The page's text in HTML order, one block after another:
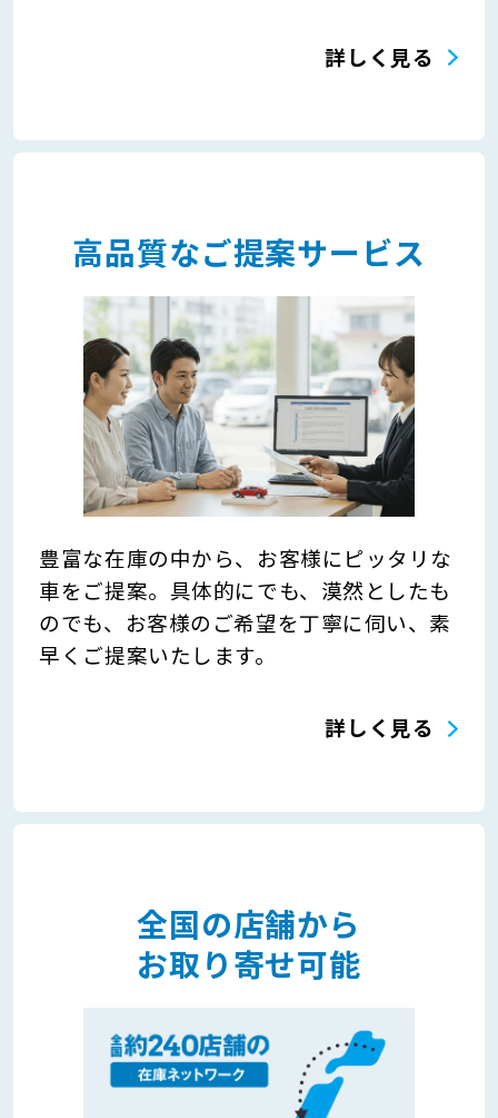
詳しく見る
高品質なご提案サービス
豊富な在庫の中から、お客様にピッタリな
車をご提案。具体的にでも、漠然としたも
のでも、お客様のご希望を丁寧に伺い、素
早くご提案いたします。
詳しく見る
全国の店舗から
お取り寄せ可能